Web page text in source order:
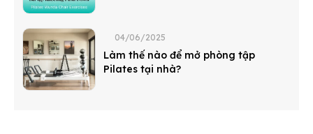
04/06/2025
Làm thế nào để mở phòng tập
Pilates tại nhà?